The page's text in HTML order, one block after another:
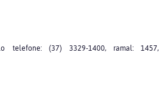
telefone: (37) 3329-1400, ramal: